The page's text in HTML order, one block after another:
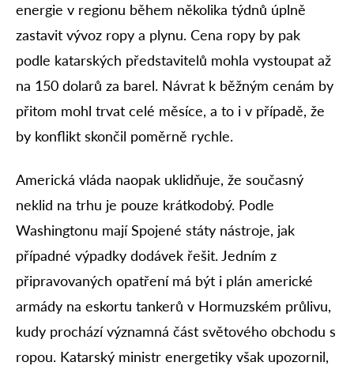
energie v regionu během několika týdnů úplně
zastavit vývoz ropy a plynu. Cena ropy by pak
podle katarských představitelů mohla vystoupat až
na 150 dolarů za barel. Návrat k běžným cenám by
přitom mohl trvat celé měsíce, a to i v případě, že
by konflikt skončil poměrně rychle.
Americká vláda naopak uklidňuje, že současný
neklid na trhu je pouze krátkodobý. Podle
Washingtonu mají Spojené státy nástroje, jak
případné výpadky dodávek řešit. Jedním z
připravovaných opatření má být i plán americké
armády na eskortu tankerů v Hormuzském průlivu,
kudy prochází významná část světového obchodu s
ropou. Katarský ministr energetiky však upozornil,